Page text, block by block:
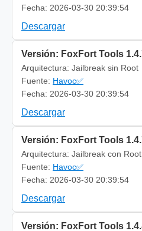
Fecha: 2026-03-30 20:39:54
Descargar
Versión: FoxFort Tools
Arquitectura: Jailbreak sin Root
Fuente: Havoc✅
Fecha: 2026-03-30 20:39:54
Descargar
Versión: FoxFort Tools
Arquitectura: Jailbreak con Root
Fuente: Havoc✅
Fecha: 2026-03-30 20:39:54
Descargar
Versión: FoxFort Tools